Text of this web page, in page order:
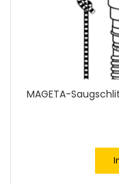
MAGETA-